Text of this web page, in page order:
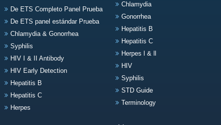
De ETS Completo Panel Prueba
De ETS panel estándar Prueba
Chlamydia & Gonorrhea
Syphilis
HIV I & II Antibody
HIV Early Detection
Hepatitis B
Hepatitis C
Herpes
Chlamydia
Gonorrhea
Hepatitis B
Hepatitis C
Herpes l & ll
HIV
Syphilis
STD Guide
Terminology